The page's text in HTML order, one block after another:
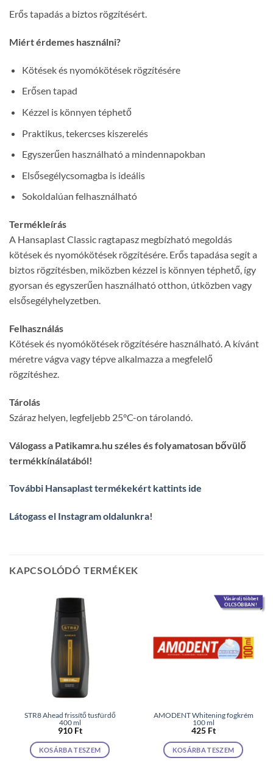
Erős tapadás a biztos rögzítésért.
Miért érdemes használni?
Kötések és nyomókötések rögzítésére
Erősen tapad
Kézzel is könnyen téphető
Praktikus, tekercses kiszerelés
Egyszerűen használható a mindennapokban
Elsősegélycsomagba is ideális
Sokoldalúan felhasználható
Termékleírás
A Hansaplast Classic ragtapasz megbízható megoldás
kötések és nyomókötések rögzítésére. Erős tapadása segít a
biztos rögzítésben, miközben kézzel is könnyen téphető, így
gyorsan és egyszerűen használható otthon, útközben vagy
elsősegélyhelyzetben.
Felhasználás
Kötések és nyomókötések rögzítésére használható. A kívánt
méretre vágva vagy tépve alkalmazza a megfelelő
rögzítéshez.
Tárolás
Száraz helyen, legfeljebb 25°C-on tárolandó.
Válogass a Patikamra.hu széles és folyamatosan bővülő
termékkínálatából!
További Hansaplast termékekért kattints ide
Látogass el Instagram oldalunkra!
KAPCSOLÓDÓ TERMÉKEK
STR8 Ahead frissítő tusfürdő
400 ml
910 Ft
KOSÁRBA TESZEM
Vásárolj többet
OLCSÓBBAN!
AMODENT Whitening fogkrém
100 ml
425 Ft
KOSÁRBA TESZEM